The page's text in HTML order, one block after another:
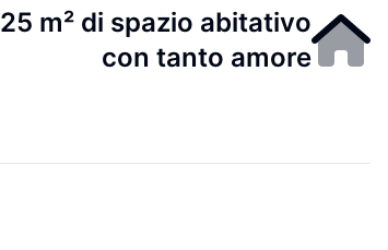
25 m² di spazio abitativo
con tanto amore